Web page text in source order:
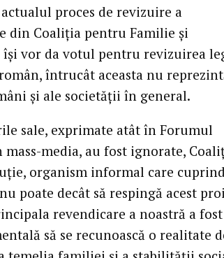
proces de revizuire a
din Coaliţia pentru Familie şi
vor da votul pentru revizuirea
întrucât aceasta nu
şi ale societăţii în general.
sale, exprimate atât în Forumul
media, au fost ignorate,
organism informal care
poate decât să respingă acest
revendicare a noastră a fost
să se recunoască o realitate